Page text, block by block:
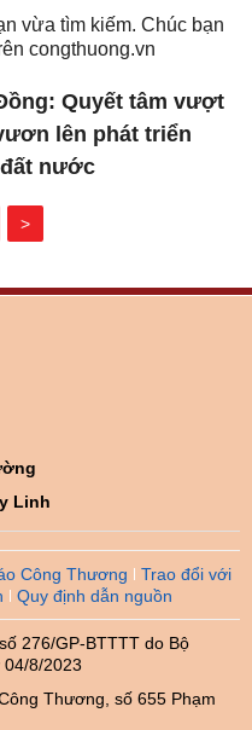
vừa tìm kiếm. Chúc bạn
congthuong.vn
Quyết tâm vượt
lên phát triển
nước
>
Linh
Công Thương
Trao đổi với
Quy định dẫn nguồn
276/GP-BTTTT do Bộ
8/2023
Thương, số 655 Phạm